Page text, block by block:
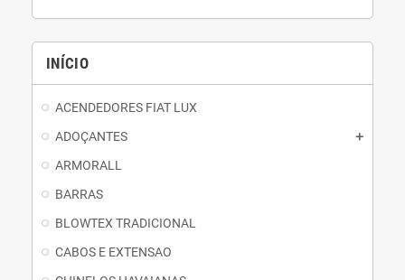
INÍCIO
ACENDEDORES FIAT LUX
ADOÇANTES
ARMORALL
BARRAS
BLOWTEX TRADICIONAL
CABOS E EXTENSAO